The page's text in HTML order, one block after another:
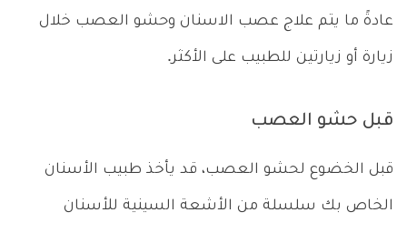
عادةً ما يتم علاج عصب الاسنان وحشو العصب خلال
زيارة أو زيارتين للطبيب على الأكثر.
قبل حشو العصب
قبل الخضوع لحشو العصب، قد يأخذ طبيب الأسنان
الخاص بك سلسلة من الأشعة السينية للأسنان